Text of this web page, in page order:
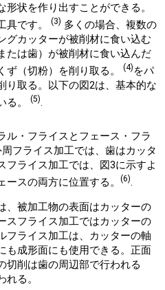
状を作り出すことができる。
具です。
(3) 多くの場合、複数の
グカッターが被削材に食い込む
たは歯）が被削材に食い込んだ
ず（切粉）を削り取る。
(4) をパ
り取る。以下の図2は、基本的な
る。
(5)
ル・フライスとフェース・フラ
フライス加工では、歯はカッタ
フライス加工では、図3に示すよ
スの両方に位置する。
(6).
、被加工物の表面はカッターの
スフライス加工ではカッターの
フライス加工は、カッターの軸
も成形面にも使用できる。正面
切削は歯の周辺部で行われる
る。